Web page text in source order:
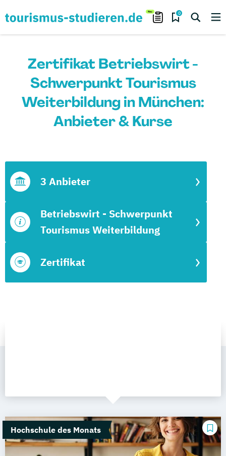
0
Zertifikat Betriebswirt -
Schwerpunkt Tourismus
Weiterbildung in München:
Anbieter & Kurse
Zertifikat
Betriebswirt - Schwerpunkt
Tourismus Weiterbildung
3 Anbieter
Hochschule des Monats